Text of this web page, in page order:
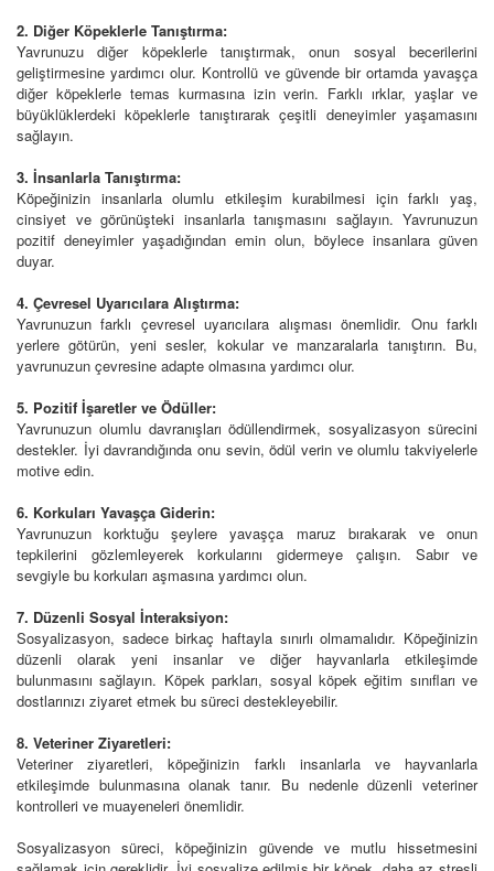
2. Diğer Köpeklerle Tanıştırma:
Yavrunuzu diğer köpeklerle tanıştırmak, onun sosyal becerilerini
geliştirmesine yardımcı olur. Kontrollü ve güvende bir ortamda yavaşça
diğer köpeklerle temas kurmasına izin verin. Farklı ırklar, yaşlar ve
büyüklüklerdeki köpeklerle tanıştırarak çeşitli deneyimler yaşamasını
sağlayın.
3. İnsanlarla Tanıştırma:
Köpeğinizin insanlarla olumlu etkileşim kurabilmesi için farklı yaş,
cinsiyet ve görünüşteki insanlarla tanışmasını sağlayın. Yavrunuzun
pozitif deneyimler yaşadığından emin olun, böylece insanlara güven
duyar.
4. Çevresel Uyarıcılara Alıştırma:
Yavrunuzun farklı çevresel uyarıcılara alışması önemlidir. Onu farklı
yerlere götürün, yeni sesler, kokular ve manzaralarla tanıştırın. Bu,
yavrunuzun çevresine adapte olmasına yardımcı olur.
5. Pozitif İşaretler ve Ödüller:
Yavrunuzun olumlu davranışları ödüllendirmek, sosyalizasyon sürecini
destekler. İyi davrandığında onu sevin, ödül verin ve olumlu takviyelerle
motive edin.
6. Korkuları Yavaşça Giderin:
Yavrunuzun korktuğu şeylere yavaşça maruz bırakarak ve onun
tepkilerini gözlemleyerek korkularını gidermeye çalışın. Sabır ve
sevgiyle bu korkuları aşmasına yardımcı olun.
7. Düzenli Sosyal İnteraksiyon:
Sosyalizasyon, sadece birkaç haftayla sınırlı olmamalıdır. Köpeğinizin
düzenli olarak yeni insanlar ve diğer hayvanlarla etkileşimde
bulunmasını sağlayın. Köpek parkları, sosyal köpek eğitim sınıfları ve
dostlarınızı ziyaret etmek bu süreci destekleyebilir.
8. Veteriner Ziyaretleri:
Veteriner ziyaretleri, köpeğinizin farklı insanlarla ve hayvanlarla
etkileşimde bulunmasına olanak tanır. Bu nedenle düzenli veteriner
kontrolleri ve muayeneleri önemlidir.
Sosyalizasyon süreci, köpeğinizin güvende ve mutlu hissetmesini